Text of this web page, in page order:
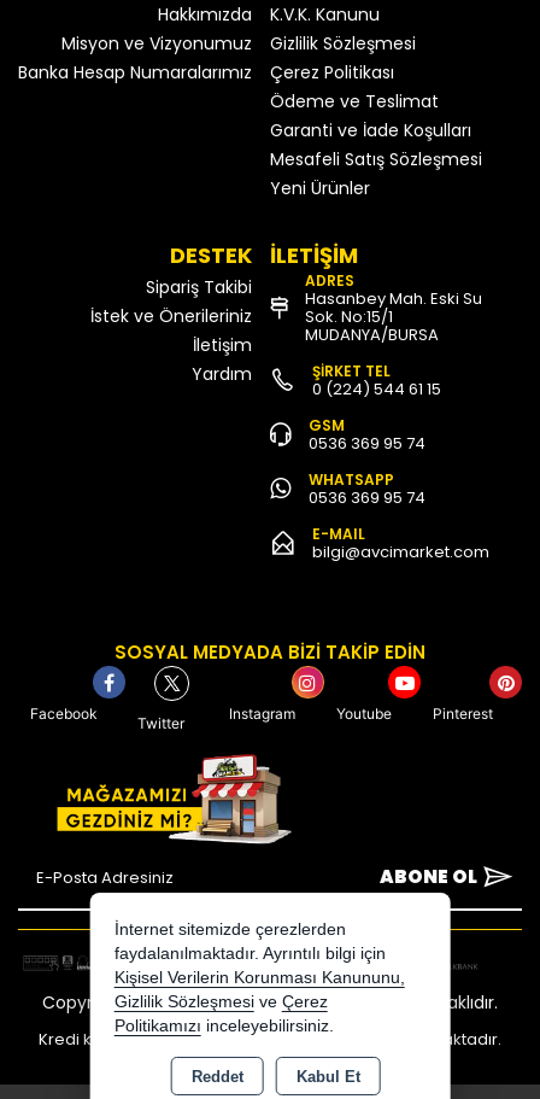
Hakkımızda
Misyon ve Vizyonumuz
Banka Hesap Numaralarımız
K.V.K. Kanunu
Gizlilik Sözleşmesi
Çerez Politikası
Ödeme ve Teslimat
Garanti ve İade Koşulları
Mesafeli Satış Sözleşmesi
Yeni Ürünler
DESTEK
Sipariş Takibi
İstek ve Önerileriniz
İletişim
Yardım
İLETİŞİM
ADRES
Hasanbey Mah. Eski Su
Sok. No:15/1
MUDANYA/BURSA
ŞİRKET TEL
0 (224) 544 61 15
GSM
0536 369 95 74
WHATSAPP
0536 369 95 74
E-MAIL
bilgi@avcimarket.com
SOSYAL MEDYADA BİZİ TAKİP EDİN
Facebook
Twitter
Instagram Youtube Pinterest
ABONE OL
Copyright 2026 avcimarket.com - Tüm hakları saklıdır.
Kredi kartı bilgileriniz 256bit SSL sertifikası ile korunmaktadır.
İnternet sitemizde çerezlerden
faydalanılmaktadır. Ayrıntılı bilgi için
Kişisel Verilerin Korunması Kanununu,
Gizlilik Sözleşmesi ve Çerez
Politikamızı inceleyebilirsiniz.
Reddet Kabul Et